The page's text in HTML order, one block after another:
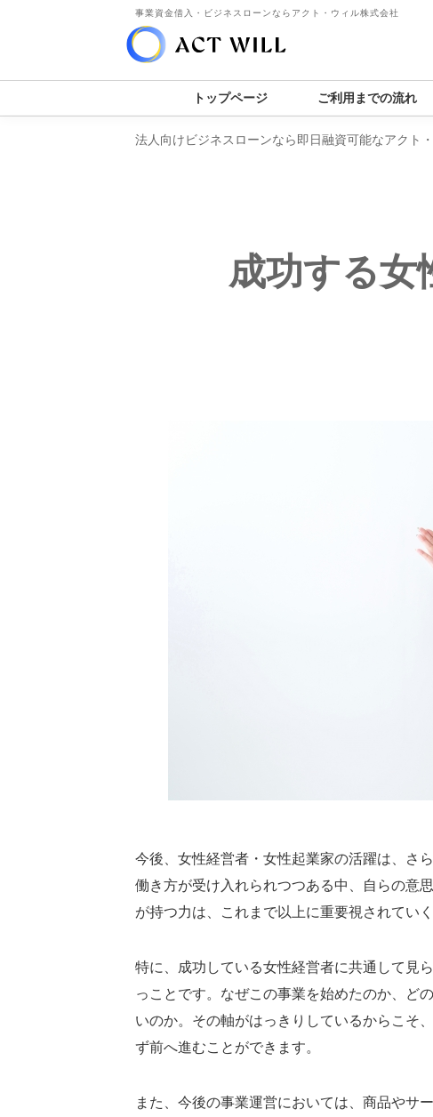
事業資金借入・ビジネスローンならアクト・ウィル株式会社
トップページ ご利用までの流れ
法人向けビジネスローンなら即日融資可能なアクト
成功する女
今後、女性経営者・女性起業家の活躍は、さ
働き方が受け入れられつつある中、自らの意
が持つ力は、これまで以上に重要視されていく
特に、成功している女性経営者に共通して見
っことです。なぜこの事業を始めたのか、ど
いのか。その軸がはっきりしているからこそ
ず前へ進むことができます。
また、今後の事業運営においては、商品やサ